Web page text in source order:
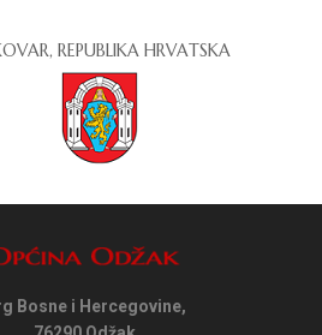
REPUBLIKA HRVATSKA
Bosne i Hercegovine,